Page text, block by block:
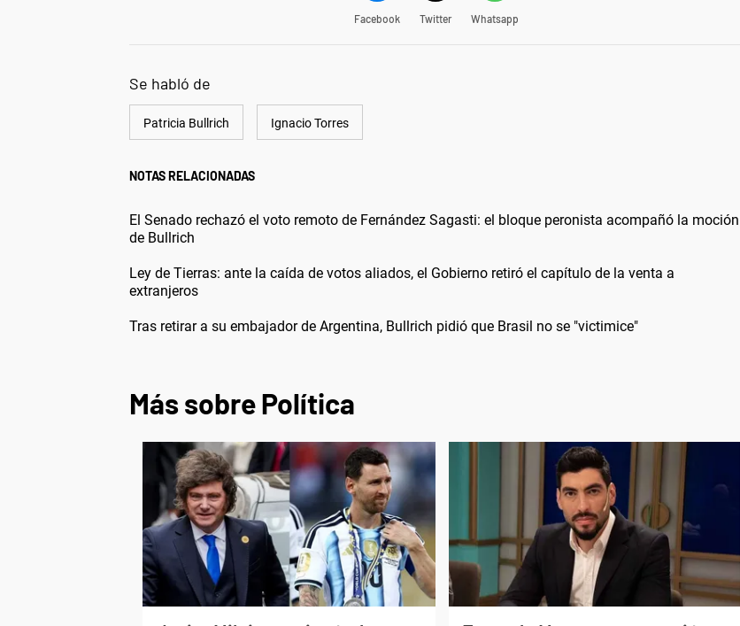
Facebook Twitter Whatsapp
Se habló de
Patricia Bullrich Ignacio Torres
NOTAS RELACIONADAS
El Senado rechazó el voto remoto de Fernández Sagasti: el bloque peronista acompañó la moción
de Bullrich
Ley de Tierras: ante la caída de votos aliados, el Gobierno retiró el capítulo de la venta a
extranjeros
Tras retirar a su embajador de Argentina, Bullrich pidió que Brasil no se "victimice"
Más sobre Política